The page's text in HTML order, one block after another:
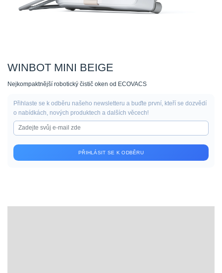
WINBOT MINI BEIGE
Nejkompaktnější robotický čistič oken od ECOVACS
Přihlaste se k odběru našeho newsletteru a buďte první, kteří se dozvědí
o nabídkách, nových produktech a dalších věcech!
PŘIHLÁSIT SE K ODBĚRU